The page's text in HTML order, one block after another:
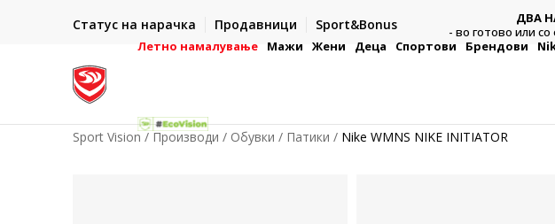
Статус на нарачка Продавници Sport&Bonus
- на сите нарачки во готово или со електронска платежна
ДВА
- во готово или
Летно намалување Мажи Жени Деца Спортови Брендови
Sport Vision Производи Обувки Патики Nike WMNS NIKE INITIATOR